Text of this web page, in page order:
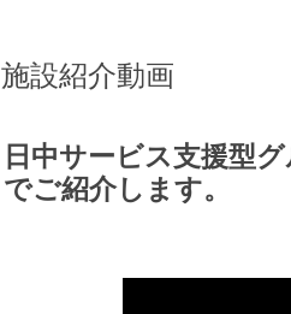
施設紹介動画
日中サービス支援型
でご紹介します。